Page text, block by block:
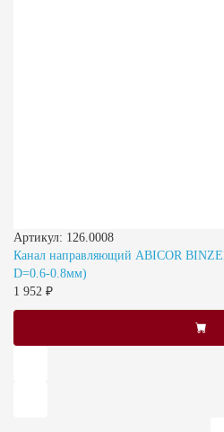
Артикул: 126.0008
Канал направляющий ABICOR
D=0.6-0.8мм)
1 952 ₽